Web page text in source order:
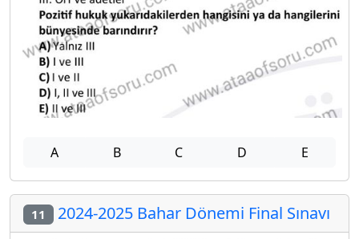
A B C D E
11 2024-2025 Bahar Dönemi Final Sınavı